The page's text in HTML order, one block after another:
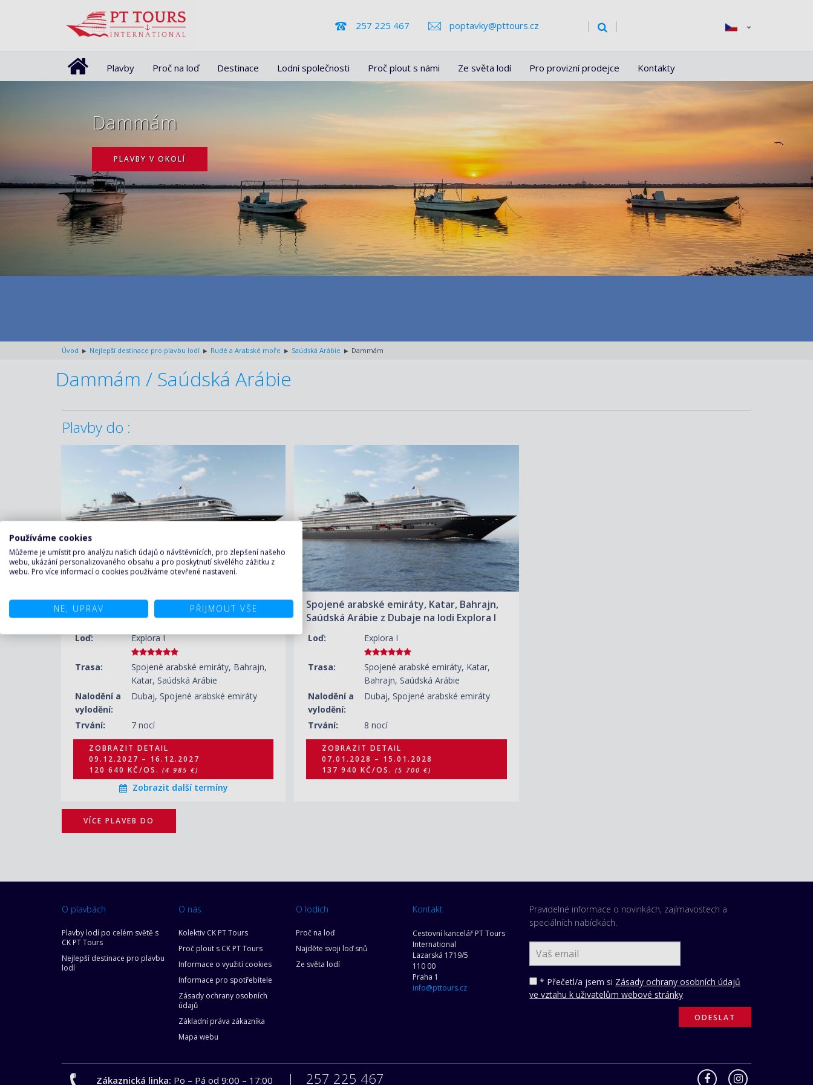
257 225 467 poptavky@pttours.cz
Plavby Proč na loď Destinace Lodní společnosti Proč plout s námi Ze světa lodí Pro provizní prodejce Kontakty
Dammám
PLAVBY V OKOLÍ
Úvod Nejlepší destinace pro plavbu lodí Rudé a Arabské moře Saúdská Arábie Dammám
Dammám / Saúdská Arábie
Plavby do :
Spojené arabské emiráty, Bahrajn, Katar,
Saúdská Arábie z Dubaje na lodi Explora I
Loď: Explora I
Trasa:
Spojené arabské emiráty, Bahrajn,
Katar, Saúdská Arábie
Nalodění a
vylodění:
Dubaj, Spojené arabské emiráty
Trvání: 7 nocí
ZOBRAZIT DETAIL
09.12.2027 – 16.12.2027
120 640 KČ/OS.
(4 985 €)
ZOBRAZIT DETAIL
22.01.2028 – 27.01.2028
ZOBRAZIT DETAIL
05.02.2028 – 12.02.2028
ZOBRAZIT DETAIL
19.02.2028 – 26.02.2028
ZOBRAZIT DETAIL
09.12.2027 – 16.12.2027
120 640 KČ/OS. (4 985 €)
Zobrazit další termíny
Spojené arabské emiráty, Katar, Bahrajn,
Saúdská Arábie z Dubaje na lodi Explora I
Loď: Explora I
Trasa:
Spojené arabské emiráty, Katar,
Bahrajn, Saúdská Arábie
Nalodění a
vylodění:
Dubaj, Spojené arabské emiráty
Trvání: 8 nocí
ZOBRAZIT DETAIL
07.01.2028 – 15.01.2028
137 940 KČ/OS.
(5 700 €)
ZOBRAZIT DETAIL
07.01.2028 – 15.01.2028
137 940 KČ/OS.(5 700 €)
VÍCE PLAVEB DO
O plavbách
Plavby lodí po celém světě s
CK PT Tours
Nejlepší destinace pro plavbu
lodí
O nás
Kolektiv CK PT Tours
Proč plout s CK PT Tours
Informace o využití cookies
Informace pro spotřebitele
Zásady ochrany osobních
údajů
Základní práva zákazníka
Mapa webu
O lodích
Proč na loď
Najděte svoji loď snů
Ze světa lodí
Kontakt
Cestovní kancelář PT Tours
International
Lazarská 1719/5
110 00
Praha 1
info@pttours.cz
Pravidelné informace o novinkách, zajímavostech a
speciálních nabídkách.
* Přečetl/a jsem si Zásady ochrany osobních údajů
ve vztahu k uživatelům webové stránky
Zákaznická linka: Po – Pá od 9:00 – 17:00 257 225 467
Používáme cookies
Můžeme je umístit pro analýzu našich údajů o návštěvnících, pro zlepšení našeho
webu, ukázání personalizovaného obsahu a pro poskytnutí skvělého zážitku z
webu. Pro více informací o cookies používáme otevřené nastavení.
NE, UPRAV PŘIJMOUT VŠE